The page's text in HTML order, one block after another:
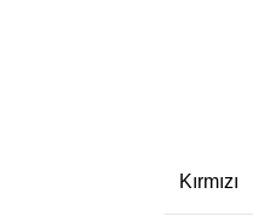
Kırmızı